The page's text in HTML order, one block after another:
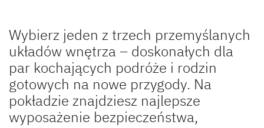
Wybierz jeden z trzech przemyślanych
układów wnętrza – doskonałych dla
par kochających podróże i rodzin
gotowych na nowe przygody. Na
pokładzie znajdziesz najlepsze
wyposażenie bezpieczeństwa,